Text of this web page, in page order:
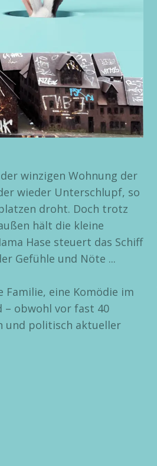
winzigen Wohnung der
wieder Unterschlupf, so
droht. Doch trotz
hält die kleine
Hase steuert das Schiff
Gefühle und Nöte ...
Familie, eine Komödie im
– obwohl vor fast 40
und politisch aktueller